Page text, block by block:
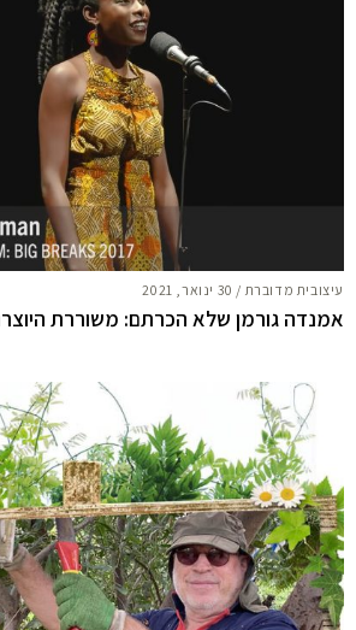
עיצובית מדוברת / 30 ינואר, 2021
אמנדה גורמן שלא הכרתם: משוררת